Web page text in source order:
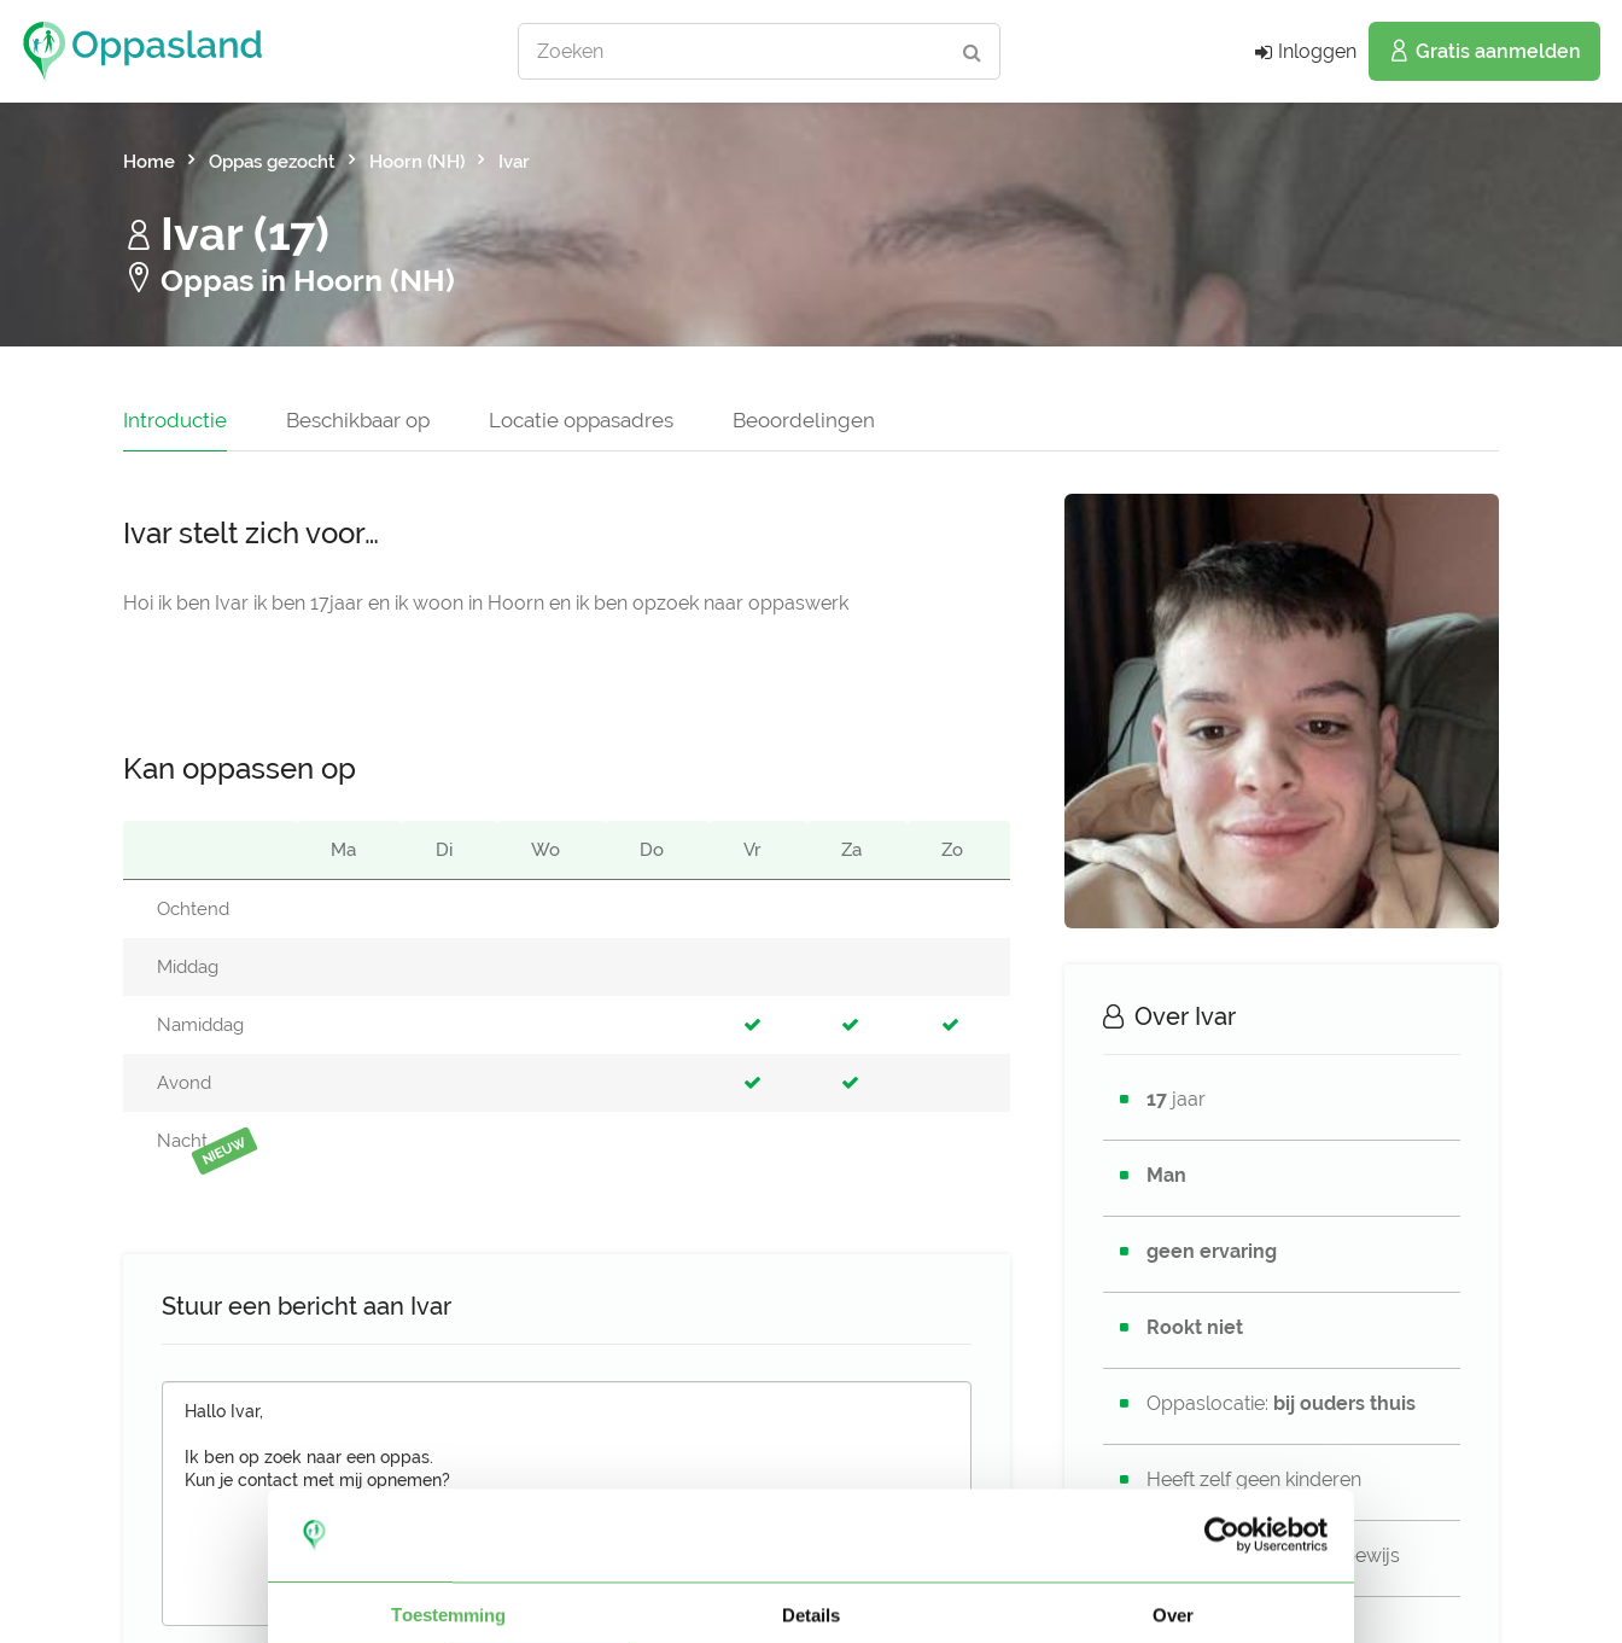
Toestemming Details Over
Zoeken Inloggen Gratis aanmelden
Home Oppas gezocht Hoorn (NH) Ivar
Ivar (17)
Oppas in Hoorn (NH)
Introductie Beschikbaar op Locatie oppasadres Beoordelingen
Over Ivar
17 jaar
Man
geen ervaring
Rookt niet
Oppaslocatie: bij ouders thuis
Heeft zelf geen kinderen
Niet in bezit van een rijbewijs
Ivar stelt zich voor…
Hoi ik ben Ivar ik ben 17jaar en ik woon in Hoorn en ik ben opzoek naar oppaswerk
Kan oppassen op
Ma Di Wo Do Vr Za Zo
Ochtend
Middag
Namiddag
Avond
NachtNIEUW
Stuur een bericht aan Ivar